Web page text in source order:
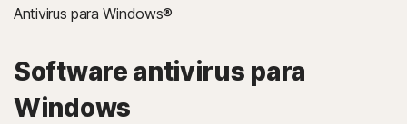
Ataques de interposición «man-in-the-
Norton detecta el software malicioso que secuestra una
sesión web.
Antivirus para Windows®
Software antivirus para
Windows